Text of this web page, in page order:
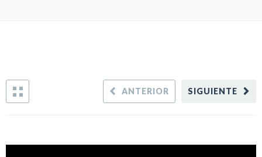
SIGUIENTE
ANTERIOR